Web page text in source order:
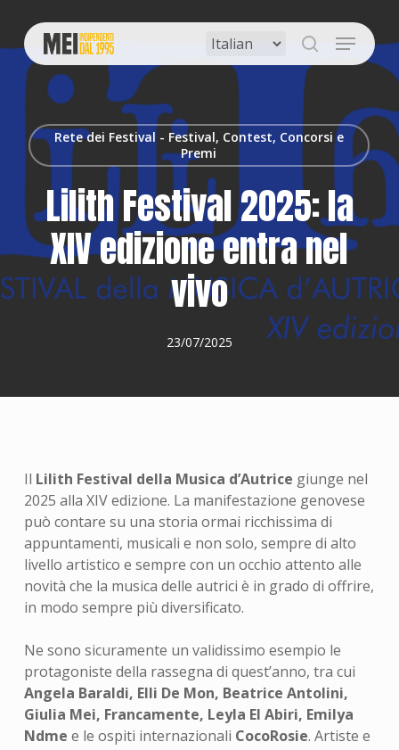
main
content
search
Menu
Rete dei Festival - Festival, Contest, Concorsi e
Premi
Lilith Festival 2025: la
XIV edizione entra nel
vivo
23/07/2025
Il Lilith Festival della Musica d’Autrice giunge nel
2025 alla XIV edizione. La manifestazione genovese
può contare su una storia ormai ricchissima di
appuntamenti, musicali e non solo, sempre di alto
livello artistico e sempre con un occhio attento alle
novità che la musica delle autrici è in grado di offrire,
in modo sempre più diversificato.
Ne sono sicuramente un validissimo esempio le
protagoniste della rassegna di quest’anno, tra cui
Angela Baraldi, Elli De Mon, Beatrice Antolini,
Giulia Mei, Francamente, Leyla El Abiri, Emilya
Ndme e le ospiti internazionali CocoRosie. Artiste e